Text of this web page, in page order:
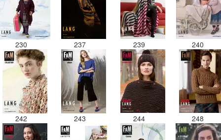
230 237 239 240
242 243 244 248